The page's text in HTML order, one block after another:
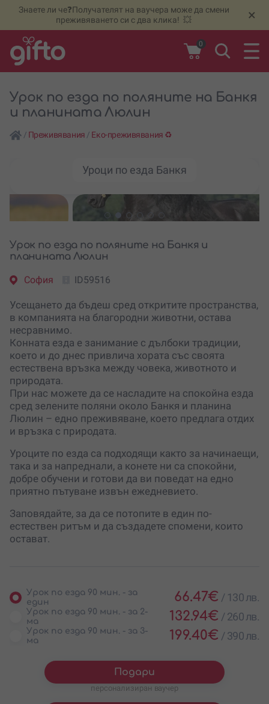
Знаете ли че❓Получателят на ваучера може да смени
преживяването си с два клика! 💥
×
0
Урок по езда по поляните на Банкя
и планината Люлин
/ Преживявания / Еко-преживявания ♻️
Уроци по езда Банкя
Урок по езда по поляните на Банкя и
планината Люлин
София ID59516
Усещането да бъдеш сред откритите пространства,
в компанията на благородни животни, остава
несравнимо.
Конната езда е занимание с дълбоки традиции,
което и до днес привлича хората със своята
естествена връзка между човека, животното и
природата.
При нас можете да се насладите на спокойна езда
сред зелените поляни около Банкя и планина
Люлин – едно преживяване, което предлага отдих
и връзка с природата.
Уроците по езда са подходящи както за начинаещи,
така и за напреднали, а конете ни са спокойни,
добре обучени и готови да ви поведат на едно
приятно пътуване извън ежедневието.
Заповядайте, за да се потопите в един по-
естествен ритъм и да създадете спомени, които
остават.
Урок по езда 90 мин. - за
един
66.47€ / 130 лв.
Урок по езда 90 мин. - за 2-
ма
132.94€ / 260 лв.
Урок по езда 90 мин. - за 3-
ма
199.40€ / 390 лв.
Подари
персонализиран ваучер